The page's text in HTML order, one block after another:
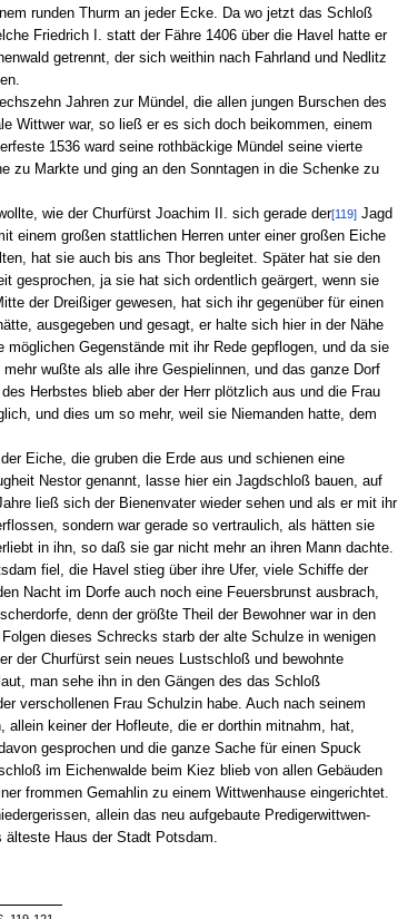
runden Thurm an jeder Ecke. Da wo jetzt das Schloß
Friedrich I. statt der Fähre 1406 über die Havel hatte er
getrennt, der sich weithin nach Fahrland und Nedlitz
Jahren zur Mündel, die allen jungen Burschen des
Wittwer war, so ließ er es sich doch beikommen, einem
1536 ward seine rothbäckige Mündel seine vierte
zu Markte und ging an den Sonntagen in die Schenke zu
wie der Churfürst Joachim II. sich gerade der[119] Jagd
einem großen stattlichen Herren unter einer großen Eiche
hat sie auch bis ans Thor begleitet. Später hat sie den
gesprochen, ja sie hat sich ordentlich geärgert, wenn sie
der Dreißiger gewesen, hat sich ihr gegenüber für einen
ausgegeben und gesagt, er halte sich hier in der Nähe
Gegenstände mit ihr Rede gepflogen, und da sie
wußte als alle ihre Gespielinnen, und das ganze Dorf
Herbstes blieb aber der Herr plötzlich aus und die Frau
und dies um so mehr, weil sie Niemanden hatte, dem
Eiche, die gruben die Erde aus und schienen eine
Nestor genannt, lasse hier ein Jagdschloß bauen, auf
ließ sich der Bienenvater wieder sehen und als er mit ihr
sondern war gerade so vertraulich, als hätten sie
in ihn, so daß sie gar nicht mehr an ihren Mann dachte.
fiel, die Havel stieg über ihre Ufer, viele Schiffe der
Nacht im Dorfe auch noch eine Feuersbrunst ausbrach,
denn der größte Theil der Bewohner war in den
dieses Schrecks starb der alte Schulze in wenigen
der Churfürst sein neues Lustschloß und bewohnte
man sehe ihn in den Gängen des das Schloß
verschollenen Frau Schulzin habe. Auch nach seinem
keiner der Hofleute, die er dorthin mitnahm, hat,
gesprochen und die ganze Sache für einen Spuck
im Eichenwalde beim Kiez blieb von allen Gebäuden
frommen Gemahlin zu einem Wittwenhause eingerichtet.
allein das neu aufgebaute Predigerwittwen-
Haus der Stadt Potsdam.